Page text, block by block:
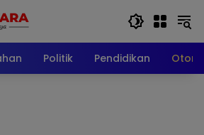
Politik Pendidikan